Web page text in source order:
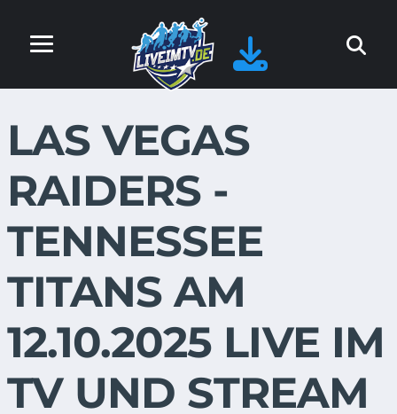
LAS VEGAS
RAIDERS -
TENNESSEE
TITANS AM
12.10.2025 LIVE IM
TV UND STREAM